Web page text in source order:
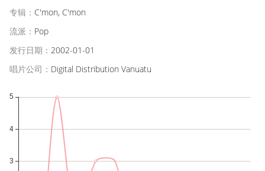
专辑： C'mon, C'mon
流派： Pop
发行日期： 2002-01-01
唱片公司： Digital Distribution Vanuatu